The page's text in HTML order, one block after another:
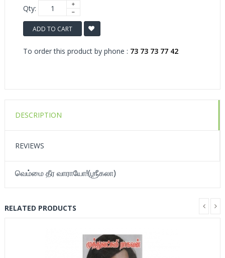
Qty:
ADD TO CART
To order this product by phone : 73 73 73 77 42
DESCRIPTION
REVIEWS
வெம்மை தீர வாராயோ!(ஶ்ரீகலா)
RELATED PRODUCTS